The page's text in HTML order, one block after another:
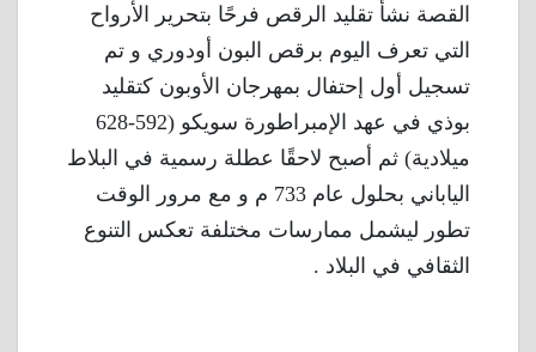
القصة نشأ تقليد الرقص فرحًا بتحرير الأرواح
التي تعرف اليوم برقص البون أودوري و تم
تسجيل أول إحتفال بمهرجان الأوبون كتقليد
بوذي في عهد الإمبراطورة سويكو (592-628
ميلادية) ثم أصبح لاحقًا عطلة رسمية في البلاط
الياباني بحلول عام 733 م و مع مرور الوقت
تطور ليشمل ممارسات مختلفة تعكس التنوع
الثقافي في البلاد .